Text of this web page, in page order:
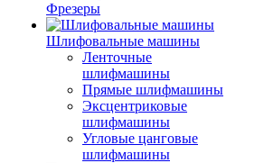
Фрезеры
Шлифовальные машины
Ленточные
шлифмашины
Прямые шлифмашины
Эксцентриковые
шлифмашины
Угловые цанговые
шлифмашины